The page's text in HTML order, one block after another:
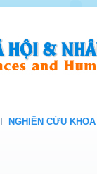
NGHIÊN CỨU